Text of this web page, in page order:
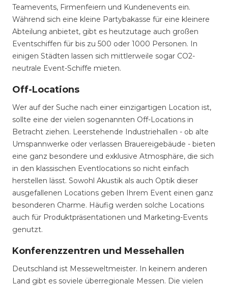
Teamevents, Firmenfeiern und Kundenevents ein.
Während sich eine kleine Partybakasse für eine kleinere
Abteilung anbietet, gibt es heutzutage auch großen
Eventschiffen für bis zu 500 oder 1000 Personen. In
einigen Städten lassen sich mittlerweile sogar CO2-
neutrale Event-Schiffe mieten.
Off-Locations
Wer auf der Suche nach einer einzigartigen Location ist,
sollte eine der vielen sogenannten Off-Locations in
Betracht ziehen. Leerstehende Industriehallen - ob alte
Umspannwerke oder verlassen Brauereigebäude - bieten
eine ganz besondere und exklusive Atmosphäre, die sich
in den klassischen Eventlocations so nicht einfach
herstellen lässt. Sowohl Akustik als auch Optik dieser
ausgefallenen Locations geben Ihrem Event einen ganz
besonderen Charme. Häufig werden solche Locations
auch für Produktpräsentationen und Marketing-Events
genutzt.
Konferenzzentren und Messehallen
Deutschland ist Messeweltmeister. In keinem anderen
Land gibt es soviele überregionale Messen. Die vielen